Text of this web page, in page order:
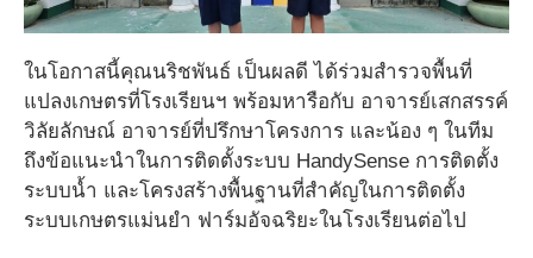
ในโอกาสนี้คุณนริชพันธ์ เป็นผลดี ได้ร่วมสำรวจพื้นที่
แปลงเกษตรที่โรงเรียนฯ พร้อมหารือกับ อาจารย์เสกสรรค์
วิลัยลักษณ์ อาจารย์ที่ปรึกษาโครงการ และน้อง ๆ ในทีม
ถึงข้อแนะนำในการติดตั้งระบบ HandySense การติดตั้ง
ระบบน้ำ และโครงสร้างพื้นฐานที่สำคัญในการติดตั้ง
ระบบเกษตรแม่นยำ ฟาร์มอัจฉริยะในโรงเรียนต่อไป